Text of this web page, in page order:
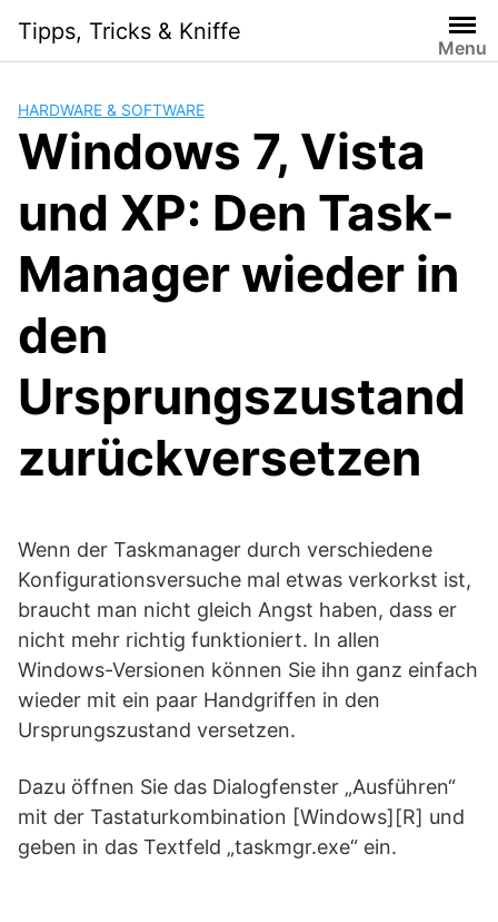
content
Tipps, Tricks & Kniffe
Menu
HARDWARE & SOFTWARE
Windows 7, Vista
und XP: Den Task-
Manager wieder in
den
Ursprungszustand
zurückversetzen
Wenn der Taskmanager durch verschiedene
Konfigurationsversuche mal etwas verkorkst ist,
braucht man nicht gleich Angst haben, dass er
nicht mehr richtig funktioniert. In allen
Windows-Versionen können Sie ihn ganz einfach
wieder mit ein paar Handgriffen in den
Ursprungszustand versetzen.
Dazu öffnen Sie das Dialogfenster „Ausführen“
mit der Tastaturkombination [Windows][R] und
geben in das Textfeld „taskmgr.exe“ ein.